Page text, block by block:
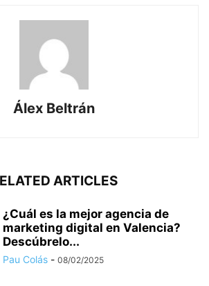
Álex Beltrán
ARTICLES
¿Cuál es la mejor agencia de
marketing digital en Valencia?
Descúbrelo...
Pau Colás - 08/02/2025